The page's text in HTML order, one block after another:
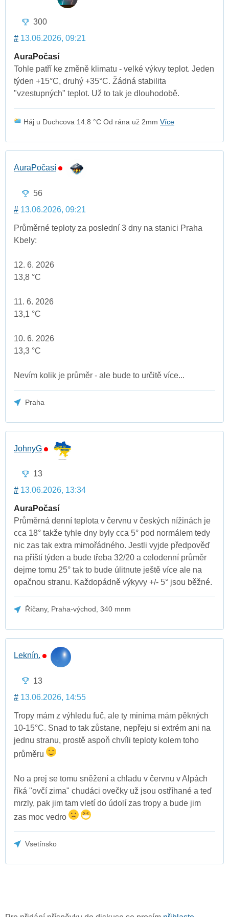
300
# 13.06.2026, 09:21
AuraPočasí
Tohle patří ke změně klimatu - velké výkvy teplot. Jeden
týden +15°C, druhý +35°C. Žádná stabilita
"vzestupných" teplot. Už to tak je dlouhodobě.
Háj u Duchcova 14.8 °C Od rána už 2mm Více
AuraPočasí
56
# 13.06.2026, 09:21
Průměrné teploty za poslední 3 dny na stanici Praha
Kbely:
12. 6. 2026
13,8 °C
11. 6. 2026
13,1 °C
10. 6. 2026
13,3 °C
Nevím kolik je průměr - ale bude to určitě více...
Praha
JohnyG
13
# 13.06.2026, 13:34
AuraPočasí
Průměrná denní teplota v červnu v českých nížinách je
cca 18° takže tyhle dny byly cca 5° pod normálem tedy
nic zas tak extra mimořádného. Jestli vyjde předpověď
na příští týden a bude třeba 32/20 a celodenní průměr
dejme tomu 25° tak to bude úlitnute ještě více ale na
opačnou stranu. Každopádně výkyvy +/- 5° jsou běžné.
Říčany, Praha-východ, 340 mnm
Leknín.
13
# 13.06.2026, 14:55
Tropy mám z výhledu fuč, ale ty minima mám pěkných
10-15°C. Snad to tak zůstane, nepřeju si extrém ani na
jednu stranu, prostě aspoň chvíli teploty kolem toho
průměru
No a prej se tomu sněžení a chladu v červnu v Alpách
říká "ovčí zima" chudáci ovečky už jsou ostříhané a teď
mrzly, pak jim tam vletí do údolí zas tropy a bude jim
zas moc vedro
Vsetínsko